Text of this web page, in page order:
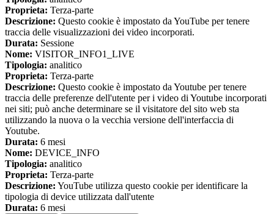
Proprieta: Terza-parte
Descrizione: Questo cookie è impostato da YouTube per tenere
traccia delle visualizzazioni dei video incorporati.
Durata: Sessione
Nome: VISITOR_INFO1_LIVE
Tipologia: analitico
Proprieta: Terza-parte
Descrizione: Questo cookie è impostato da Youtube per tenere
traccia delle preferenze dell'utente per i video di Youtube incorporati
nei siti; può anche determinare se il visitatore del sito web sta
utilizzando la nuova o la vecchia versione dell'interfaccia di
Youtube.
Durata: 6 mesi
Nome: DEVICE_INFO
Tipologia: analitico
Proprieta: Terza-parte
Descrizione: YouTube utilizza questo cookie per identificare la
tipologia di device utilizzata dall'utente
Durata: 6 mesi